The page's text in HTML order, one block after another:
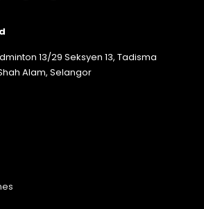
13/29 Seksyen 13, Tadisma
Alam, Selangor